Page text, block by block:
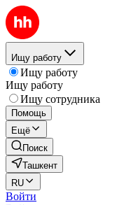
Ищу работу
Ищу работу
Ищу работу
Ищу сотрудника
Помощь
Ещё
Поиск
Ташкент
RU
Войти